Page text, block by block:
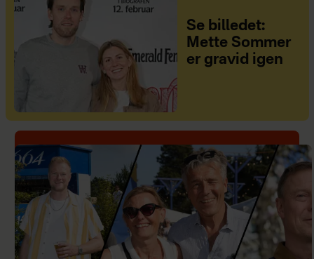
Se billedet:
Mette Sommer
er gravid igen